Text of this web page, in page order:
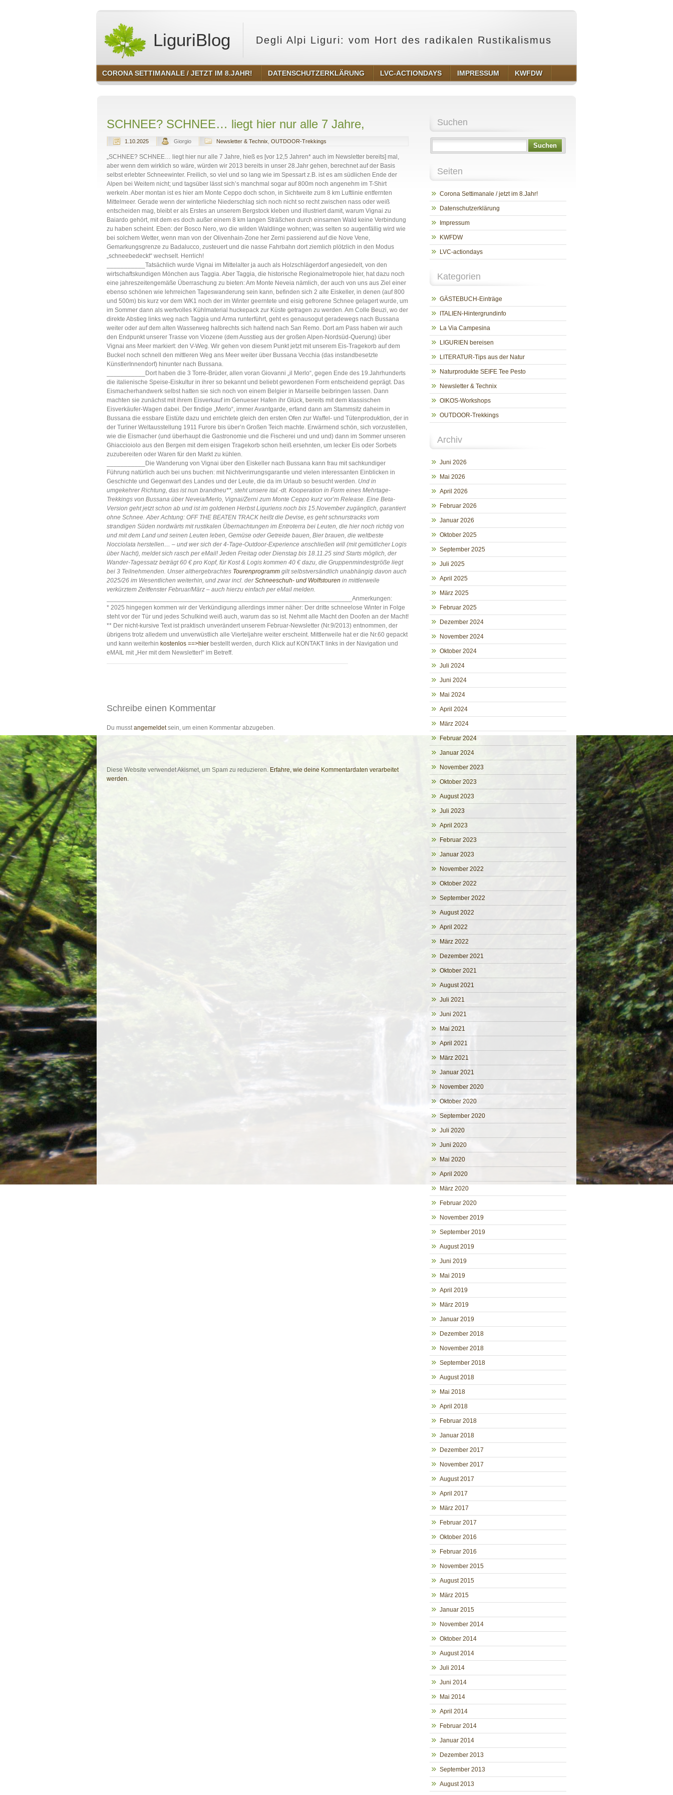
LiguriBlog Degli Alpi Liguri: vom Hort des radikalen Rustikalismus
CORONA SETTIMANALE / JETZT IM 8.JAHR! DATENSCHUTZERKLÄRUNG LVC-ACTIONDAYS IMPRESSUM KWFDW
SCHNEE? SCHNEE… liegt hier nur alle 7 Jahre,
1.10.2025 Giorgio Newsletter & Technix OUTDOOR-Trekkings
„SCHNEE? SCHNEE… liegt hier nur alle 7 Jahre, hieß es [vor 12,5 Jahren* auch im Newsletter bereits] mal,
aber wenn dem wirklich so wäre, würden wir 2013 bereits in unser 28.Jahr gehen, berechnet auf der Basis
selbst erlebter Schneewinter. Freilich, so viel und so lang wie im Spessart z.B. ist es am südlichen Ende der
Alpen bei Weitem nicht; und tagsüber lässt sich’s manchmal sogar auf 800m noch angenehm im T-Shirt
werkeln. Aber montan ist es hier am Monte Ceppo doch schon, in Sichtweite zum 8 km Luftlinie entfernten
Mittelmeer. Gerade wenn der winterliche Niederschlag sich noch nicht so recht zwischen nass oder weiß
entscheiden mag, bleibt er als Erstes an unserem Bergstock kleben und illustriert damit, warum Vignai zu
Baiardo gehört, mit dem es doch außer einem 8 km langen Sträßchen durch einsamen Wald keine Verbindung
zu haben scheint. Eben: der Bosco Nero, wo die wilden Waldlinge wohnen; was selten so augenfällig wird wie
bei solchem Wetter, wenn man von der Olivenhain-Zone her Zerni passierend auf die Nove Vene,
Gemarkungsgrenze zu Badalucco, zusteuert und die nasse Fahrbahn dort ziemlich plötzlich in den Modus
„schneebedeckt“ wechselt. Herrlich!
___________Tatsächlich wurde Vignai im Mittelalter ja auch als Holzschlägerdorf angesiedelt, von den
wirtschaftskundigen Mönchen aus Taggia. Aber Taggia, die historische Regionalmetropole hier, hat dazu noch
eine jahreszeitengemäße Überraschung zu bieten: Am Monte Neveia nämlich, der auch von uns aus Ziel einer
ebenso schönen wie lehrreichen Tageswanderung sein kann, befinden sich 2 alte Eiskeller, in denen (auf 800
und 500m) bis kurz vor dem WK1 noch der im Winter geerntete und eisig gefrorene Schnee gelagert wurde, um
im Sommer dann als wertvolles Kühlmaterial huckepack zur Küste getragen zu werden. Am Colle Beuzi, wo der
direkte Abstieg links weg nach Taggia und Arma runterführt, geht es genausogut geradewegs nach Bussana
weiter oder auf dem alten Wasserweg halbrechts sich haltend nach San Remo. Dort am Pass haben wir auch
den Endpunkt unserer Trasse von Viozene (dem Ausstieg aus der großen Alpen-Nordsüd-Querung) über
Vignai ans Meer markiert: den V-Weg. Wir gehen von diesem Punkt jetzt mit unserem Eis-Tragekorb auf dem
Buckel noch schnell den mittleren Weg ans Meer weiter über Bussana Vecchia (das instandbesetzte
KünstlerInnendorf) hinunter nach Bussana.
___________Dort haben die 3 Torre-Brüder, allen voran Giovanni „il Merlo“, gegen Ende des 19.Jahrhunderts
die italienische Speise-Eiskultur in ihrer so bekannt und beliebt gewordenen Form entscheidend geprägt. Das
Eismacherhandwerk selbst hatten sie sich noch von einem Belgier in Marseille beibringen lassen. Dann
machten sie zunächst mit ihrem Eisverkauf im Genueser Hafen ihr Glück, bereits mit dem klassischen
Eisverkäufer-Wagen dabei. Der findige „Merlo“, immer Avantgarde, erfand dann am Stammsitz daheim in
Bussana die essbare Eistüte dazu und errichtete gleich den ersten Ofen zur Waffel- und Tütenproduktion, der in
der Turiner Weltausstellung 1911 Furore bis über’n Großen Teich machte. Erwärmend schön, sich vorzustellen,
wie die Eismacher (und überhaupt die Gastronomie und die Fischerei und und und) dann im Sommer unseren
Ghiaccioiolo aus den Bergen mit dem eisigen Tragekorb schon heiß ersehnten, um lecker Eis oder Sorbets
zuzubereiten oder Waren für den Markt zu kühlen.
___________Die Wanderung von Vignai über den Eiskeller nach Bussana kann frau mit sachkundiger
Führung natürlich auch bei uns buchen: mit Nichtverirrungsgarantie und vielen interessanten Einblicken in
Geschichte und Gegenwart des Landes und der Leute, die da im Urlaub so besucht werden. Und in
umgekehrer Richtung, das ist nun brandneu**, steht unsere ital.-dt. Kooperation in Form eines Mehrtage-
Trekkings von Bussana über Neveia/Merlo, Vignai/Zerni zum Monte Ceppo kurz vor’m Release. Eine Beta-
Version geht jetzt schon ab und ist im goldenen Herbst Liguriens noch bis 15.November zugänglich, garantiert
ohne Schnee. Aber Achtung: OFF THE BEATEN TRACK heißt die Devise, es geht schnurstracks vom
strandigen Süden nordwärts mit rustikalen Übernachtungen im Entroterra bei Leuten, die hier noch richtig von
und mit dem Land und seinen Leuten leben, Gemüse oder Getreide bauen, Bier brauen, die weltbeste
Nocciolata herstellen… – und wer sich der 4-Tage-Outdoor-Experience anschließen will (mit gemütlicher Logis
über Nacht), meldet sich rasch per eMail! Jeden Freitag oder Dienstag bis 18.11.25 sind Starts möglich, der
Wander-Tagessatz beträgt 60 € pro Kopf, für Kost & Logis kommen 40 € dazu, die Gruppenmindestgröße liegt
bei 3 Teilnehmenden. Unser althergebrachtes Tourenprogramm gilt selbstversändlich unabhängig davon auch
2025/26 im Wesentlichen weiterhin, und zwar incl. derSchneeschuh- und Wolfstouren in mittlerweile
verkürztem Zeitfenster Februar/März – auch hierzu einfach per eMail melden.
______________________________________________________________________Anmerkungen:
* 2025 hingegen kommen wir der Verkündigung allerdings immer näher: Der dritte schneelose Winter in Folge
steht vor der Tür und jedes Schulkind weiß auch, warum das so ist. Nehmt alle Macht den Doofen an der Macht!
** Der nicht-kursive Text ist praktisch unverändert unserem Februar-Newsletter (Nr.9/2013) entnommen, der
übrigens trotz alledem und unverwüstlich alle Vierteljahre weiter erscheint. Mittlerweile hat er die Nr.60 gepackt
und kann weiterhin kostenlos ==>hier bestellt werden, durch Klick auf KONTAKT links in der Navigation und
eMAIL mit „Her mit dem Newsletter!“ im Betreff.
Schreibe einen Kommentar
Du musst angemeldetsein, um einen Kommentar abzugeben.
Diese Website verwendet Akismet, um Spam zu reduzieren. Erfahre, wie deine Kommentardaten verarbeitet
werden.
Suchen
Suchen
Seiten
Corona Settimanale / jetzt im 8.Jahr!
Datenschutzerklärung
Impressum
KWFDW
LVC-actiondays
Kategorien
GÄSTEBUCH-Einträge
ITALIEN-Hintergrundinfo
La Via Campesina
LIGURIEN bereisen
LITERATUR-Tips aus der Natur
Naturprodukte SEIFE Tee Pesto
Newsletter & Technix
OIKOS-Workshops
OUTDOOR-Trekkings
Archiv
Juni 2026
Mai 2026
April 2026
Februar 2026
Januar 2026
Oktober 2025
September 2025
Juli 2025
April 2025
März 2025
Februar 2025
Dezember 2024
November 2024
Oktober 2024
Juli 2024
Juni 2024
Mai 2024
April 2024
März 2024
Februar 2024
Januar 2024
November 2023
Oktober 2023
August 2023
Juli 2023
April 2023
Februar 2023
Januar 2023
November 2022
Oktober 2022
September 2022
August 2022
April 2022
März 2022
Dezember 2021
Oktober 2021
August 2021
Juli 2021
Juni 2021
Mai 2021
April 2021
März 2021
Januar 2021
November 2020
Oktober 2020
September 2020
Juli 2020
Juni 2020
Mai 2020
April 2020
März 2020
Februar 2020
November 2019
September 2019
August 2019
Juni 2019
Mai 2019
April 2019
März 2019
Januar 2019
Dezember 2018
November 2018
September 2018
August 2018
Mai 2018
April 2018
Februar 2018
Januar 2018
Dezember 2017
November 2017
August 2017
April 2017
März 2017
Februar 2017
Oktober 2016
Februar 2016
November 2015
August 2015
März 2015
Januar 2015
November 2014
Oktober 2014
August 2014
Juli 2014
Juni 2014
Mai 2014
April 2014
Februar 2014
Januar 2014
Dezember 2013
September 2013
August 2013